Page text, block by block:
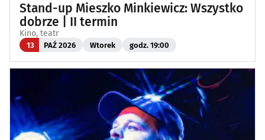
Stand-up Mieszko Minkiewicz: Wszystko
dobrze | II termin
Kino, teatr
13 PAŹ 2026 Wtorek godz. 19:00